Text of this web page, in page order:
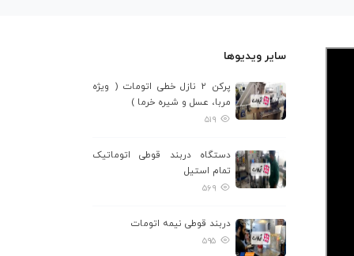
سایر ویدیوها
پرکن ۲ نازل خطی اتومات ( ویژه
مربا، عسل و شیره خرما )
۵۱۹
دستگاه دربند قوطی اتوماتیک
تمام استیل
۵۶۹
دربند قوطی نیمه اتومات
۵۹۵